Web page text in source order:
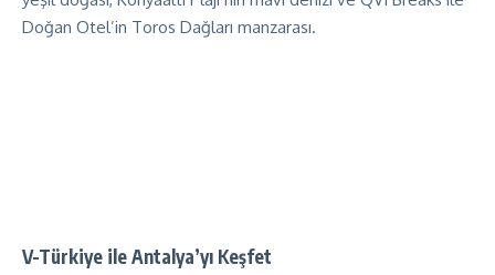
V-Türkiye ile Antalya’yı Keşfet